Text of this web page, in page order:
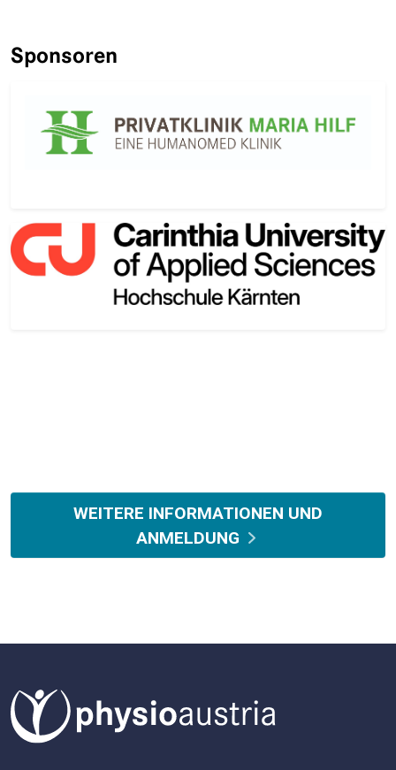
Sponsoren
WEITERE INFORMATIONEN UND
ANMELDUNG